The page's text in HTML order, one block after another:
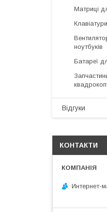
Матриці
ноутбуків
Батареї
Відгуки
КОНТАКТИ
Интернет-